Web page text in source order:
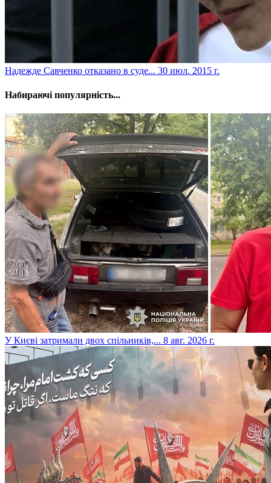
Надежде Савченко отказано в суде... 30 июл. 2015 г.
Набираючі популярність...
​У Києві затримали двох спільників,... 8 авг. 2026 г.